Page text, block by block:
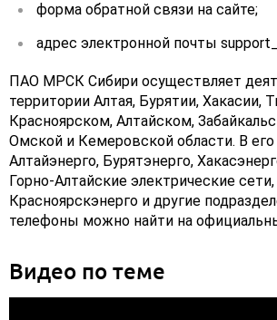
форма обратной связи на сайте;
адрес электронной почты
ПАО МРСК Сибири осуществляет
территории Алтая, Бурятии, Хакасии,
Красноярском, Алтайском,
Омской и Кемеровской области. В его
Алтайэнерго, Бурятэнерго,
Горно-Алтайские электрические сети,
Красноярскэнерго и другие
телефоны можно найти на
Видео по теме